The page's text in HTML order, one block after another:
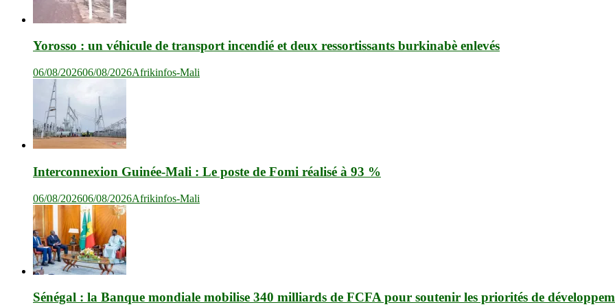
Yorosso : un véhicule de transport incendié et deux ressortissants burkinabè enlevés
06/08/202606/08/2026Afrikinfos-Mali
Interconnexion Guinée-Mali : Le poste de Fomi réalisé à 93 %
06/08/202606/08/2026Afrikinfos-Mali
Sénégal : la Banque mondiale mobilise 340 milliards de FCFA pour soutenir les priorités de